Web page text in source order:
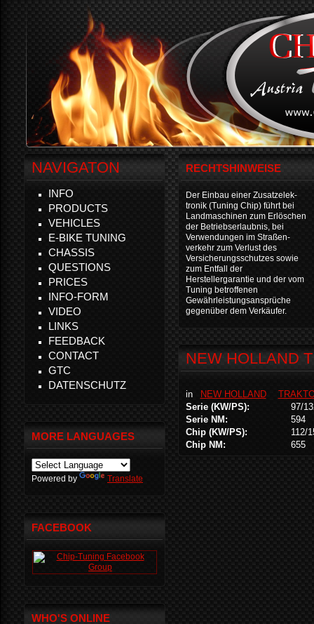
RECHTSHINWEISE
Der Einbau einer Zusatzelek-
tronik (Tuning Chip) führt bei
Landmaschinen zum Erlöschen
der Betriebserlaubnis, bei
Verwendungen im Straßen-
verkehr zum Verlust des
Versicherungsschutzes sowie
zum Entfall der
Herstellergarantie und der vom
Tuning betroffenen
Gewährleistungsansprüche
gegenüber dem Verkäufer.
NEW HOLLAND
in NEW HOLLAND
Serie (KW/PS):
97/
Serie NM:
594
Chip (KW/PS):
112/
Chip NM:
655
NAVIGATON
INFO
PRODUCTS
VEHICLES
E-BIKE TUNING
CHASSIS
QUESTIONS
PRICES
INFO-FORM
VIDEO
LINKS
FEEDBACK
CONTACT
GTC
DATENSCHUTZ
MORE LANGUAGES
Powered by Translate
FACEBOOK
WHO'S ONLINE